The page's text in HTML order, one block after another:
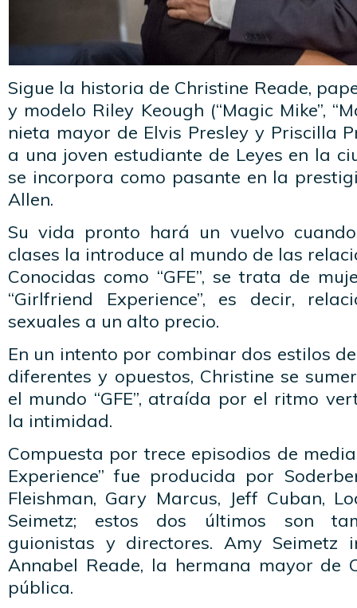
Sigue la historia de Christine Reade,
y modelo Riley Keough (“Magic Mike”,
nieta mayor de Elvis Presley y Priscilla
a una joven estudiante de Leyes en la
se incorpora como pasante en la
Allen.
Su vida pronto hará un vuelvo
clases la introduce al mundo de las
Conocidas como “GFE”, se trata de
“Girlfriend Experience”, es decir,
sexuales a un alto precio.
En un intento por combinar dos estilos
diferentes y opuestos, Christine se
el mundo “GFE”, atraída por el ritmo
la intimidad.
Compuesta por trece episodios de
Experience” fue producida por
Fleishman, Gary Marcus, Jeff Cuban,
Seimetz; estos dos últimos son
guionistas y directores. Amy Seimetz
Annabel Reade, la hermana mayor de
pública.